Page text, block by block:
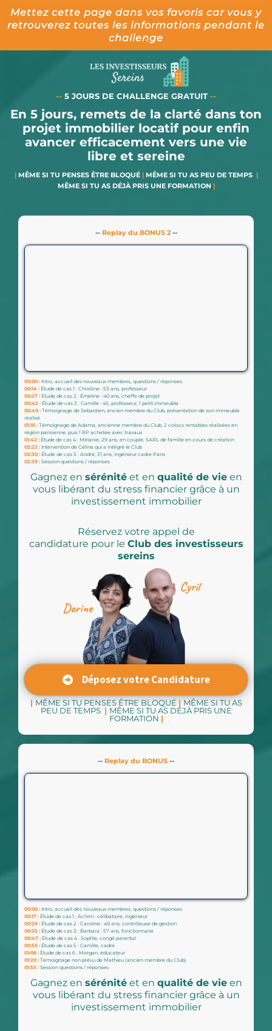
Mettez cette page dans vos favoris car vous y
retrouverez toutes les informations pendant le
challenge
-- 5 JOURS DE CHALLENGE GRATUIT --
En 5 jours, remets de la clarté dans ton
projet immobilier locatif pour enfin
avancer efficacement vers une vie
libre et sereine
| MÊME SI TU PENSES ÊTRE BLOQUÉ | MÊME SI TU AS PEU DE TEMPS |
MÊME SI TU AS DÉJÀ PRIS UNE FORMATION |
-- Replay du BONUS 2--
00:00 : Intro, accueil des nouveaux membres, questions / réponses
00:14 : Étude de cas 1 : Christine : 53 ans, professeur
00:27 : Étude de cas 2 : Émeline : 40 ans, cheffe de projet
00:42 : Étude de cas 3 : Camille : 45, professeur, 1 petit immeuble
00:49 : Témoignage de Sebastien, ancien membre du Club, présentation de son immeuble
réalisé
01:16 : Témoignage de Adama, ancienne membre du Club, 2 colocs rentables réalisées en
région parisienne, puis 1 RP achetée avec travaux
01:42 : Étude de cas 4 : Mélanie, 29 ans, en couple, SARL de famille en cours de création
02:23 : Intervention de Céline qui a intégré le Club
02:30 : Étude de cas 5 : André, 31 ans, ingénieur cadre Paris
02:39 : Session questions / réponses
Gagnez en sérénitéet en qualité de vieen
vous libérant du stress financier grâce à un
investissement immobilier
Réservez votre appel de
candidature pour le Club des investisseurs
sereins
Déposez votre Candidature
| MÊME SI TU PENSES ÊTRE BLOQUÉ | MÊME SI TU AS
PEU DE TEMPS | MÊME SI TU AS DÉJÀ PRIS UNE
FORMATION |
-- Replay du BONUS --
00:00 : Intro, accueil des nouveaux membres, questions / réponses
00:17 : Étude de cas 1 : Achim : célibataire, ingénieur
00:29 : Étude de cas 2 : Caroline : 40 ans, contrôleuse de gestion
00:35 : Étude de cas 3 : Barbara : 57 ans, fonctionnaire
00:47 : Étude de cas 4 : Sophie, congé parental
00:55 : Étude de cas 5 : Camille, cadre
01:06 : Étude de cas 6 : Morgan, éducateur
01:20 : Témoignage non prévu de Mathieu (ancien membre du Club)
01:55 : Session questions / réponses
Gagnez en sérénitéet en qualité de vieen
vous libérant du stress financier grâce à un
investissement immobilier